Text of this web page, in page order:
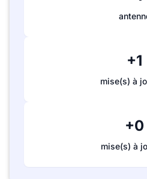
+1
mise(s) à
+0
mise(s) à